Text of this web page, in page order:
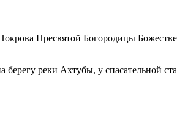
Пресвятой Богородицы
реки Ахтубы, у спасательной